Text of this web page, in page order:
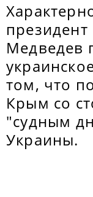
Медведев
том, что
Крым со
"судным
Украины.